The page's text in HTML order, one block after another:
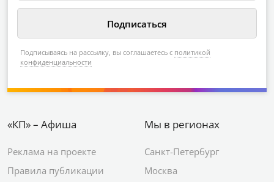
Подписываясь на рассылку, вы соглашаетесь с политикой
конфиденциальности
«КП» – Афиша
Реклама на проекте
Правила публикации
Мы в регионах
Санкт-Петербург
Москва